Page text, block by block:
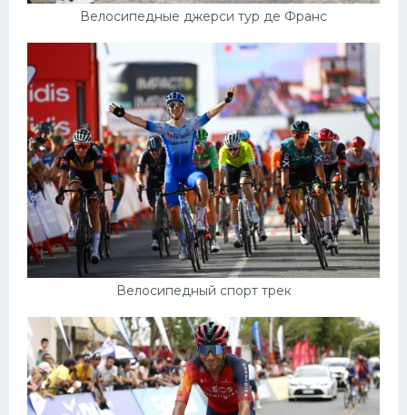
Велосипедные джерси тур де Франс
Велосипедный спорт трек